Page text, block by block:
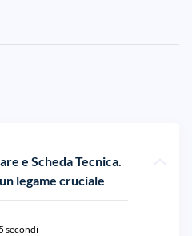
e Scheda Tecnica.
legame cruciale
secondi